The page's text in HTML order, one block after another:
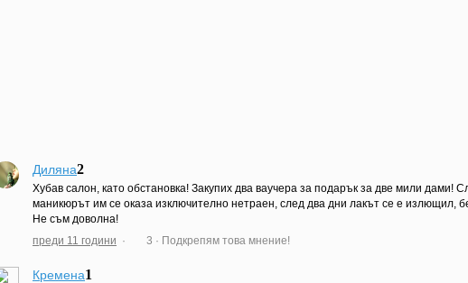
Диляна2
Хубав салон, като обстановка! Закупих два ваучера за подарък за две мили дами!
маникюрът им се оказа изключително нетраен, след два дни лакът се е излющил,
Не съм доволна!
преди 11 години · 3 · Подкрепям това мнение!
Кремена1